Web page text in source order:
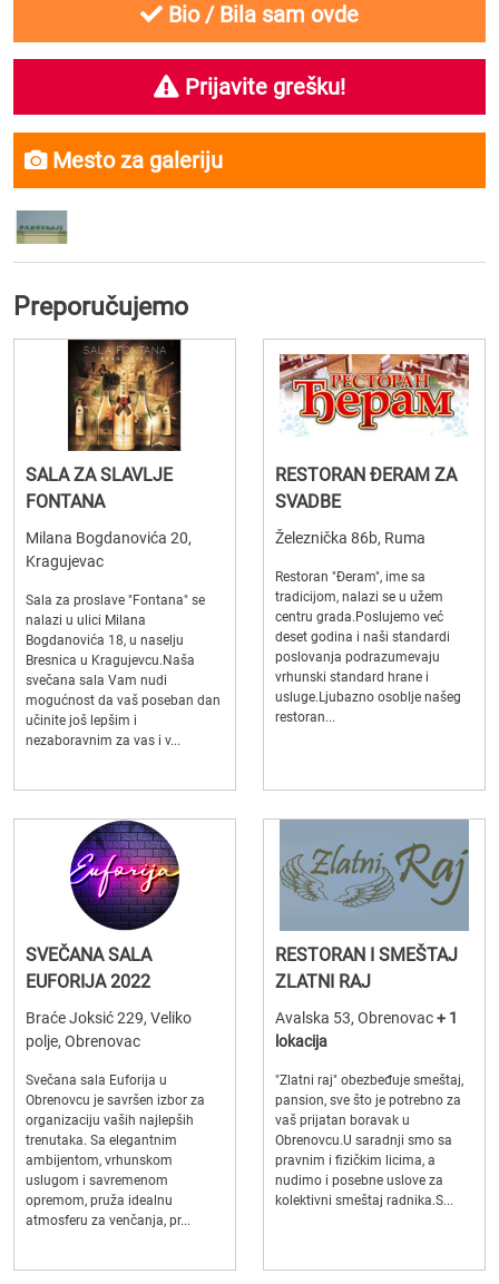
Bio / Bila sam ovde
Prijavite grešku!
Mesto za galeriju
Preporučujemo
SALA ZA SLAVLJE
FONTANA
Milana Bogdanovića 20,
Kragujevac
Sala za proslave "Fontana" se
nalazi u ulici Milana
Bogdanovića 18, u naselju
Bresnica u Kragujevcu.Naša
svečana sala Vam nudi
mogućnost da vaš poseban dan
učinite još lepšim i
nezaboravnim za vas i v...
RESTORAN ĐERAM ZA
SVADBE
Železnička 86b, Ruma
Restoran "Đeram", ime sa
tradicijom, nalazi se u užem
centru grada.Poslujemo već
deset godina i naši standardi
poslovanja podrazumevaju
vrhunski standard hrane i
usluge.Ljubazno osoblje našeg
restoran...
SVEČANA SALA
EUFORIJA 2022
Braće Joksić 229, Veliko
polje, Obrenovac
Svečana sala Euforija u
Obrenovcu je savršen izbor za
organizaciju vaših najlepših
trenutaka. Sa elegantnim
ambijentom, vrhunskom
uslugom i savremenom
opremom, pruža idealnu
atmosferu za venčanja, pr...
RESTORAN I SMEŠTAJ
ZLATNI RAJ
Avalska 53, Obrenovac+ 1
lokacija
"Zlatni raj" obezbeđuje smeštaj,
pansion, sve što je potrebno za
vaš prijatan boravak u
Obrenovcu.U saradnji smo sa
pravnim i fizičkim licima, a
nudimo i posebne uslove za
kolektivni smeštaj radnika.S...